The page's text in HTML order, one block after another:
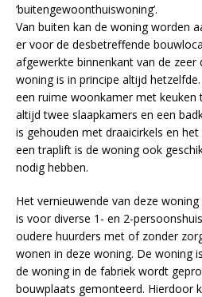
‘buitengewoonthuiswoning’.
Van buiten kan de woning worden
er voor de desbetreffende
afgewerkte binnenkant van de zeer
woning is in principe altijd
een ruime woonkamer met keuken
altijd twee slaapkamers en een
is gehouden met draaicirkels en
een traplift is de woning ook
nodig hebben.
Het vernieuwende van deze
is voor diverse 1- en 2-
oudere huurders met of zonder
wonen in deze woning. De woning
de woning in de fabriek wordt
bouwplaats gemonteerd. Hierdoor